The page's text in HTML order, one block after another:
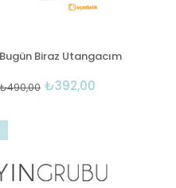
Bugün Biraz Utangacım
₺392,00
₺490,00